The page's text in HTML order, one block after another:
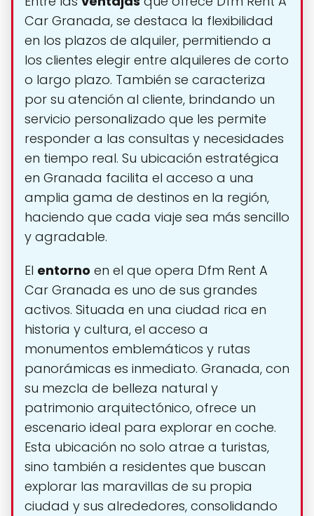
Car Granada, se destaca la flexibilidad
en los plazos de alquiler, permitiendo a
los clientes elegir entre alquileres de corto
o largo plazo. También se caracteriza
por su atención al cliente, brindando un
servicio personalizado que les permite
responder a las consultas y necesidades
en tiempo real. Su ubicación estratégica
en Granada facilita el acceso a una
amplia gama de destinos en la región,
haciendo que cada viaje sea más sencillo
y agradable.
El entorno en el que opera Dfm Rent A
Car Granada es uno de sus grandes
activos. Situada en una ciudad rica en
historia y cultura, el acceso a
monumentos emblemáticos y rutas
panorámicas es inmediato. Granada, con
su mezcla de belleza natural y
patrimonio arquitectónico, ofrece un
escenario ideal para explorar en coche.
Esta ubicación no solo atrae a turistas,
sino también a residentes que buscan
explorar las maravillas de su propia
ciudad y sus alrededores, consolidando